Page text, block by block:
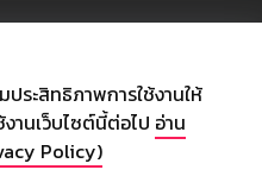
ระสิทธิภาพการใช้งานให้
านเว็บไซต์นี้ต่อไป อ่าน
Policy)